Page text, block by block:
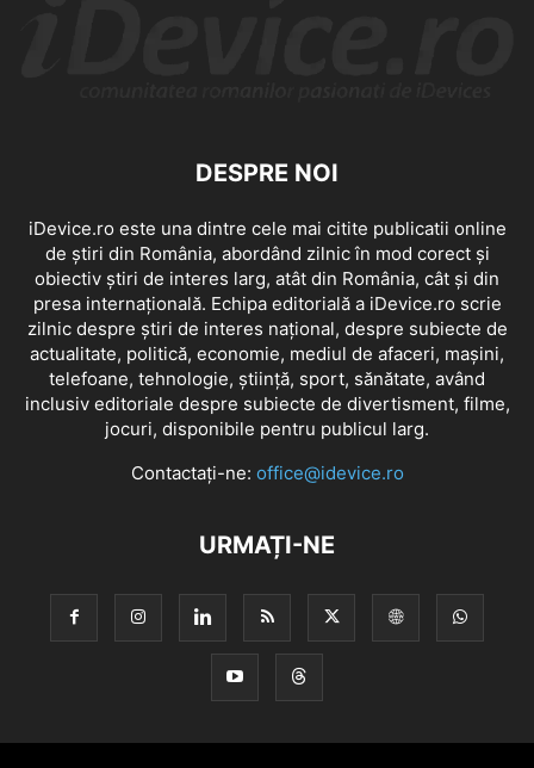
DESPRE NOI
iDevice.ro este una dintre cele mai citite publicatii online
de știri din România, abordând zilnic în mod corect și
obiectiv știri de interes larg, atât din România, cât și din
presa internațională. Echipa editorială a iDevice.ro scrie
zilnic despre știri de interes național, despre subiecte de
actualitate, politică, economie, mediul de afaceri, mașini,
telefoane, tehnologie, știință, sport, sănătate, având
inclusiv editoriale despre subiecte de divertisment, filme,
jocuri, disponibile pentru publicul larg.
Contactați-ne: office@idevice.ro
URMAȚI-NE